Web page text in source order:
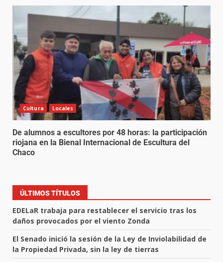
Cultura Locales
De alumnos a escultores por 48 horas: la participación
riojana en la Bienal Internacional de Escultura del
Chaco
ÚLTIMOS TÍTULOS
EDELaR trabaja para restablecer el servicio tras los
daños provocados por el viento Zonda
El Senado inició la sesión de la Ley de Inviolabilidad de
la Propiedad Privada, sin la ley de tierras